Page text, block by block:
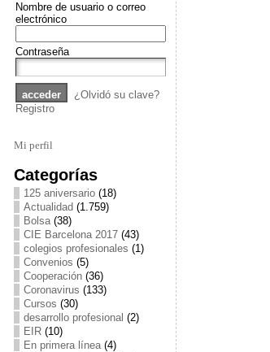
Nombre de usuario o correo
electrónico
Contraseña
¿Olvidó su clave?
Registro
Mi perfil
Categorías
125 aniversario(18)
Actualidad (1.759)
Bolsa(38)
CIE Barcelona 2017(43)
colegios profesionales (1)
Convenios (5)
Cooperación(36)
Coronavirus (133)
Cursos (30)
desarrollo profesional (2)
EIR(10)
En primera línea(4)